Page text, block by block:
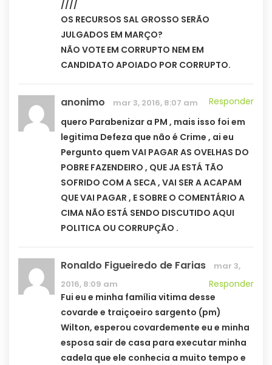
////
OS RECURSOS SAL GROSSO SERÃO
JULGADOS EM MARÇO?
NÃO VOTE EM CORRUPTO NEM EM
CANDIDATO APOIADO POR CORRUPTO.
anonimo mar 3, 2016, 8:07 am
Responder
quero Parabenizar a PM , mais isso foi em
legitima Defeza que não é Crime , ai eu
Pergunto quem VAI PAGAR AS OVELHAS DO
POBRE FAZENDEIRO , QUE JA ESTÁ TÃO
SOFRIDO COM A SECA , VAI SER A ACAPAM
QUE VAI PAGAR , E SOBRE O COMENTÁRIO A
CIMA NÃO ESTÁ SENDO DISCUTIDO AQUI
POLITICA OU CORRUPÇÃO .
Ronaldo Figueiredo de Farias
mar 3,
2016, 8:09 am
Responder
Fui eu e minha família vitima desse
covarde e traiçoeiro sargento (pm)
Wilton, esperou covardemente eu e minha
esposa sair de casa para executar minha
cadela que ele conhecia a muito tempo e